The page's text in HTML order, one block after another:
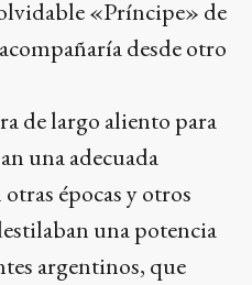
«Príncipe» de
desde otro
de largo aliento para
una adecuada
épocas y otros
una potencia
argentinos, que